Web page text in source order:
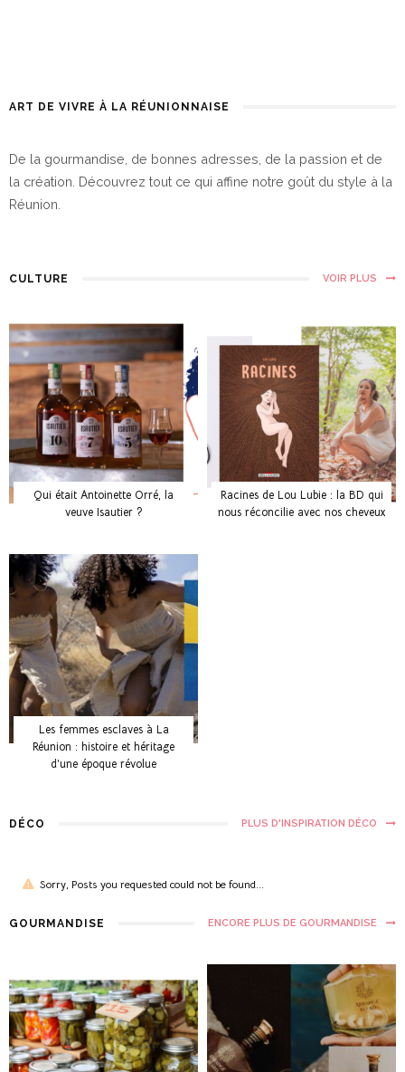
ART DE VIVRE À LA RÉUNIONNAISE
De la gourmandise, de bonnes adresses, de la passion et de
la création. Découvrez tout ce qui affine notre goût du style à la
Réunion.
CULTURE VOIR PLUS
Qui était Antoinette Orré, la
veuve Isautier ?
Racines de Lou Lubie : la BD qui
nous réconcilie avec nos cheveux
Les femmes esclaves à La
Réunion : histoire et héritage
d’une époque révolue
DÉCO PLUS D'INSPIRATION DÉCO
Sorry, Posts you requested could not be found...
GOURMANDISE ENCORE PLUS DE GOURMANDISE